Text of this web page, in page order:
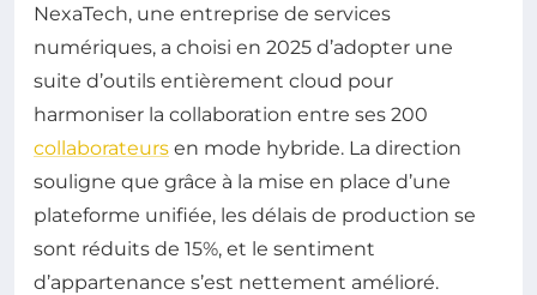
NexaTech, une entreprise de services
numériques, a choisi en 2025 d’adopter une
suite d’outils entièrement cloud pour
harmoniser la collaboration entre ses 200
collaborateurs en mode hybride. La direction
souligne que grâce à la mise en place d’une
plateforme unifiée, les délais de production se
sont réduits de 15%, et le sentiment
d’appartenance s’est nettement amélioré.